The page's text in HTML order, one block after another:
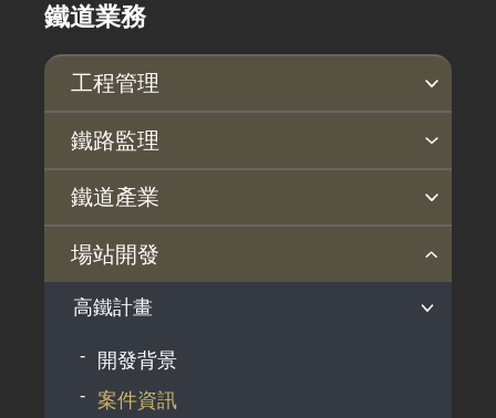
鐵道業務
工程管理
安衛防災
臨軌施工安全
職業安全衛生
安衛宣導
品質保證
公共工程施工品質
施工查核及工程督導執行情形
鐵路監理
監理法規
依法監理
營運監理範圍
行車安全
安全管理
鐵路安全自願報告系統
駕駛檢定發照
災害防救
依法檢查
定期檢查
不定期檢查
事故調查
事故調查說明
近三年調查報告
旅客運送
運送法規
營運訊息
鐵道產業
產業政策
鐵道科技產業政策
行動方案
選定國產化關鍵項目
產業發展補助
鐵道產業發展補助作業規定
鐵道指定產品專區
法規依據
場站開發
高鐵計畫
開發背景
案件資訊